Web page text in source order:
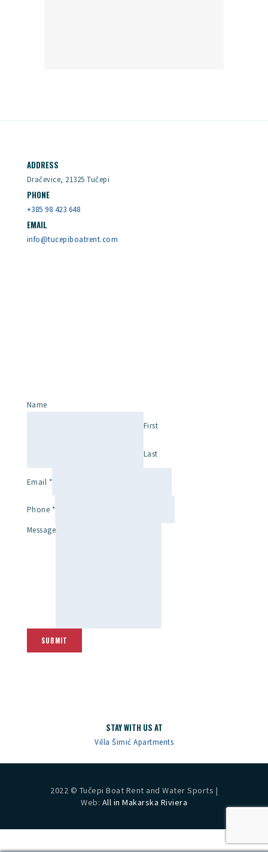
ADDRESS
Dračevice, 21325 Tučepi
PHONE
+385 98 423 648
EMAIL
info@tucepiboatrent.com
Name
First
Last
Email *
Phone *
Message
SUBMIT
STAY WITH US AT
Villa Šimić Apartments
2022 © Tučepi Boat Rent and Water Sports |
Web: All in Makarska Riviera